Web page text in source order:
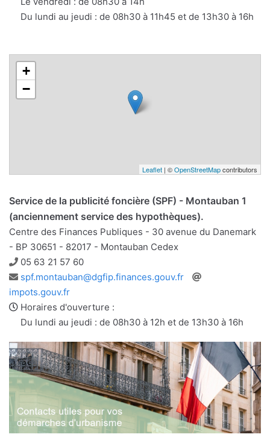
Du lundi au jeudi : de 08h30 à 11h45 et de 13h30 à 16h
+
−
Leaflet | ©OpenStreetMapcontributors
Service de la publicité foncière (SPF) - Montauban 1
(anciennement service des hypothèques).
Centre des Finances Publiques - 30 avenue du Danemark
- BP 30651 - 82017 - Montauban Cedex
Téléphone
05 63 21 57 60
Adresse
e-
mail
spf.montauban@dgfip.finances.gouv.fr
impots.gouv.fr
Horaires d'ouverture :
Du lundi au jeudi : de 08h30 à 12h et de 13h30 à 16h